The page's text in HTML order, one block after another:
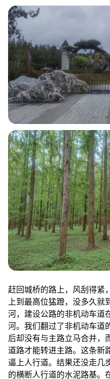
赶回城桥的路上，风刮得紧
上到最高位猛蹬，没多久就
河，建设公路的非机动车道
河。我们翻过了非机动车道
后却没有与主路立马合并，
道路才能转进主路。这条新
逼上人行道。结果还没走几
的横断人行道的水泥路基。
念起轮渡停航之不快，只想
了一眼这水泥路基，觉得像
车就往上踩——
哗地一声，水泥砂浆华丽丽
喜中头彩。